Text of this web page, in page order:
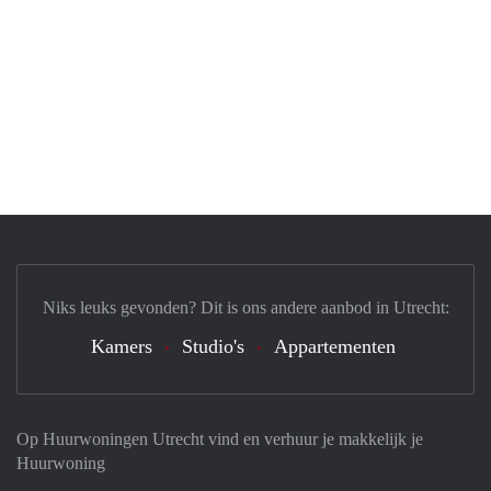
Op Huurwoningen Utrecht vind en verhuur je makkelijk je
Huurwoning
Niks leuks gevonden? Dit is ons andere aanbod in Utrecht:
Kamers Studio's Appartementen